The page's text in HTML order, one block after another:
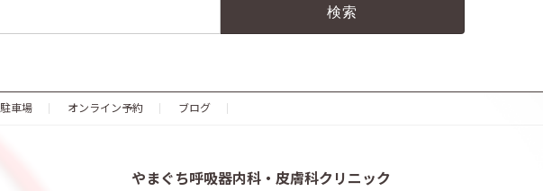
駐車場 オンライン予約 ブログ
やまぐち呼吸器内科・皮膚科クリニック